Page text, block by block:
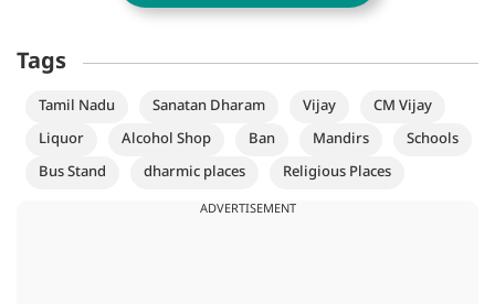
Tags
Tamil Nadu Sanatan Dharam Vijay
CM Vijay
Liquor
Alcohol Shop Ban Mandirs
Schools
Bus Stand
dharmic places Religious Places
ADVERTISEMENT